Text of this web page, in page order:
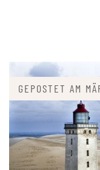
GEPOSTET AM